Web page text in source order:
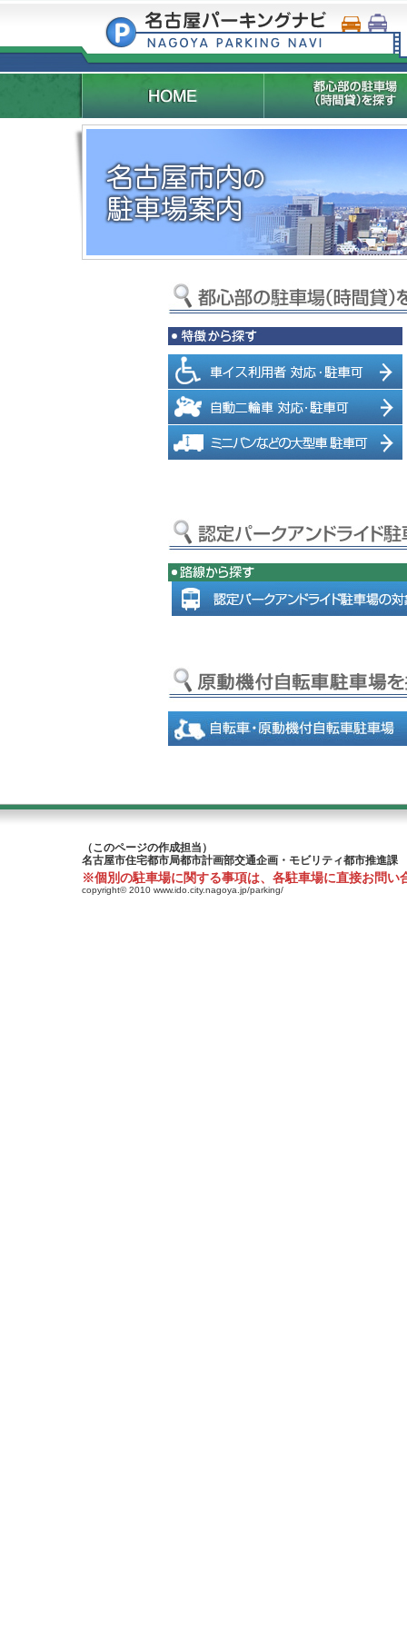
（このページの作成担当）
名古屋市住宅都市局都市計画部交通企画・モビリティ都市推進課
※個別の駐車場に関する事項は、各駐車場に直接お問い
copyright© 2010 www.ido.city.nagoya.jp/parking/